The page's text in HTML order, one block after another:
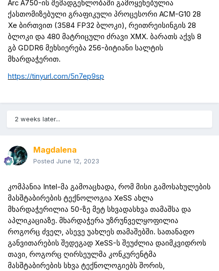
Arc A750-ის შემადგენლობაში გამოყენებულია
ქასთომიზებული გრაფიკული პროცესორი ACM-G10 28
Xe ბირთვით (3584 FP32 ბლოკი), რეითრეისინგის 28
ბლოკი და 480 მატრიცული ძრავი XMX. ბარათს აქვს 8
გბ GDDR6 მეხსიერება 256-ბიტიანი სალტის
მხარდაჭერით.
https://tinyurl.com/5n7ep9sp
2 weeks later...
Magdalena
Posted June 12, 2023
კომპანია Intel -მა გამოაცხადა, რომ მისი გამოსახულების
მასშტაბირების ტექნოლოგია XeSS ახლა
მხარდაჭერილია 50-ზე მეტ სხვადასხვა თამაშსა და
აპლიკაციაზე. მხარდაჭერა უზრუნველყოფილია
როგორც ძველ, ასევე უახლეს თამაშებში. სათანადო
განვითარების შედეგად XeSS-ს შეუძლია დაიმკვიდროს
თავი, როგორც ღირსეულმა კონკურენტმა
მასშტაბირების სხვა ტექნოლოგიებს შორის,